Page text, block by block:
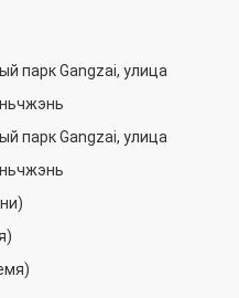
парк Gangzai, улица
парк Gangzai, улица